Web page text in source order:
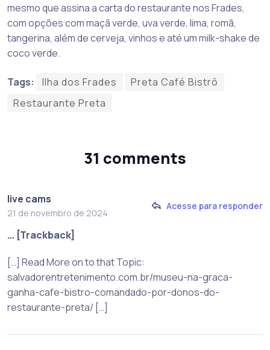
mesmo que assina a carta do restaurante nos Frades,
com opções com maçã verde, uva verde, lima, romã,
tangerina, além de cerveja, vinhos e até um milk-shake de
coco verde.
Tags: Ilha dos Frades
Preta Café Bistrô
Restaurante Preta
31 comments
live cams
21 de novembro de 2024
Acesse para responder
… [Trackback]
[…] Read More on to that Topic:
salvadorentretenimento.com.br/museu-na-graca-
ganha-cafe-bistro-comandado-por-donos-do-
restaurante-preta/ […]